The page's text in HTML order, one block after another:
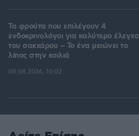
Τα φρούτα που επιλέγουν 4
ενδοκρινολόγοι για καλύτερο έλεγχο
του σακχάρου – Το ένα μειώνει το
λίπος στην κοιλιά
08.08.2026, 10:02